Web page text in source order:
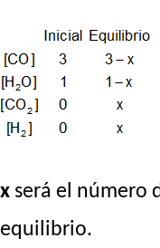
x será el número
equilibrio.